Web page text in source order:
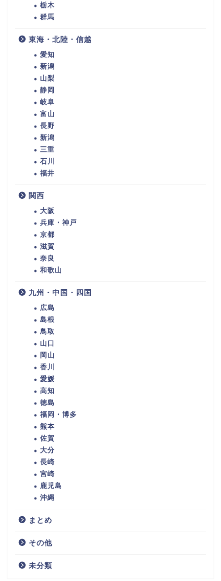
栃木
群馬
東海・北陸・信越
愛知
新潟
山梨
静岡
岐阜
富山
長野
新潟
三重
石川
福井
関西
大阪
兵庫・神戸
京都
滋賀
奈良
和歌山
九州・中国・四国
広島
島根
鳥取
山口
岡山
香川
愛媛
高知
徳島
福岡・博多
熊本
佐賀
大分
長崎
宮崎
鹿児島
沖縄
まとめ
その他
未分類